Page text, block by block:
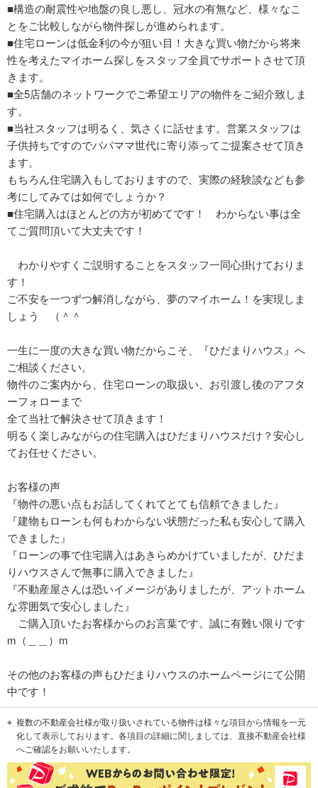
■構造の耐震性や地盤の良し悪し、冠水の有無など、様々なこ
とをご比較しながら物件探しが進められます。
■住宅ローンは低金利の今が狙い目！大きな買い物だから将来
性を考えたマイホーム探しをスタッフ全員でサポートさせて頂
きます。
■全5店舗のネットワークでご希望エリアの物件をご紹介致しま
す。
■当社スタッフは明るく、気さくに話せます。営業スタッフは
子供持ちですのでパパママ世代に寄り添ってご提案させて頂き
ます。
もちろん住宅購入もしておりますので、実際の経験談なども参
考にしてみては如何でしょうか？
■住宅購入はほとんどの方が初めてです！ わからない事は全
てご質問頂いて大丈夫です！
わかりやすくご説明することをスタッフ一同心掛けておりま
す！
ご不安を一つずつ解消しながら、夢のマイホーム！を実現しま
しょう （＾＾
一生に一度の大きな買い物だからこそ、『ひだまりハウス』へ
ご相談ください。
物件のご案内から、住宅ローンの取扱い、お引渡し後のアフタ
ーフォローまで
全て当社で解決させて頂きます！
明るく楽しみながらの住宅購入はひだまりハウスだけ？安心し
てお任せください。
お客様の声
『物件の悪い点もお話してくれてとても信頼できました』
『建物もローンも何もわからない状態だった私も安心して購入
できました』
『ローンの事で住宅購入はあきらめかけていましたが、ひだま
りハウスさんで無事に購入できました』
『不動産屋さんは恐いイメージがありましたが、アットホーム
な雰囲気で安心しました』
ご購入頂いたお客様からのお言葉です。誠に有難い限りです
m（＿＿）m
その他のお客様の声もひだまりハウスのホームページにて公開
中です！
複数の不動産会社様が取り扱いされている物件は様々な項目から情報を一元
化して表示しております。各項目の詳細に関しましては、直接不動産会社様
へご確認をお願いいたします。